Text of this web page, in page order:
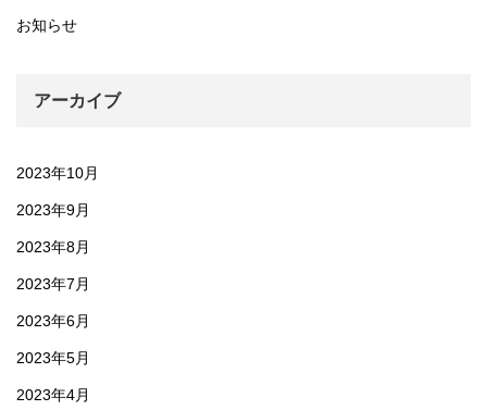
お知らせ
アーカイブ
2023年10月
2023年9月
2023年8月
2023年7月
2023年6月
2023年5月
2023年4月